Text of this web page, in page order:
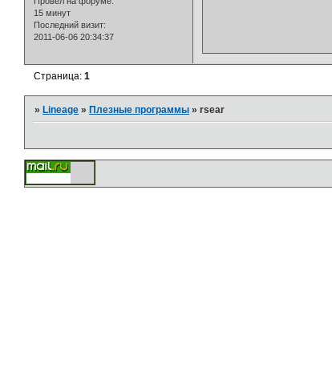
15 минут
Последний визит:
2011-06-06 20:34:37
Страница:1
»Lineage »Плезные программы »rsear